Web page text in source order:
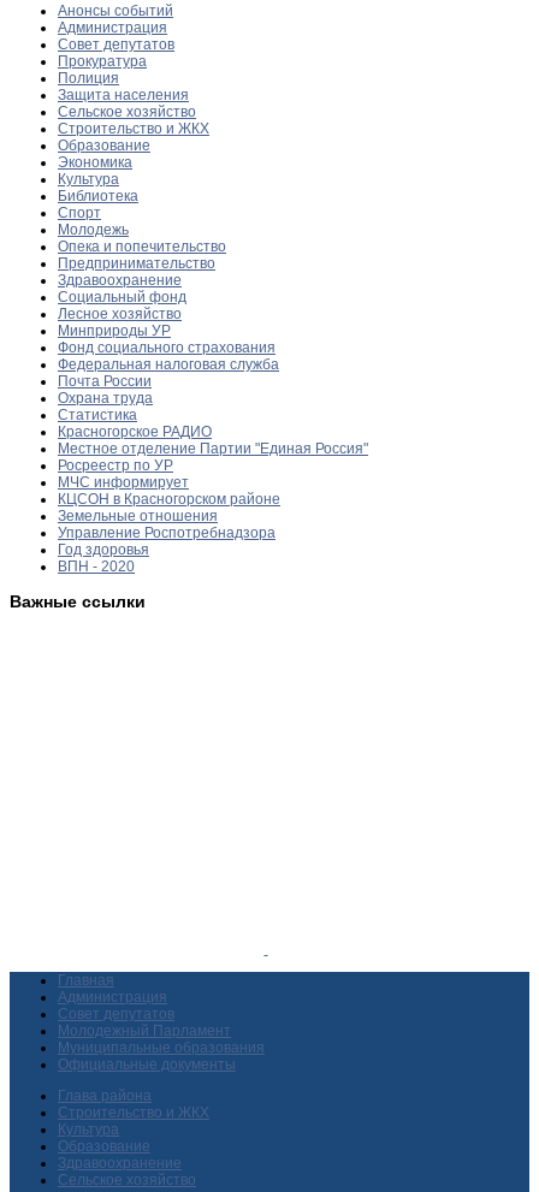
Анонсы событий
Администрация
Совет депутатов
Прокуратура
Полиция
Защита населения
Сельское хозяйство
Строительство и ЖКХ
Образование
Экономика
Культура
Библиотека
Спорт
Молодежь
Опека и попечительство
Предпринимательство
Здравоохранение
Социальный фонд
Лесное хозяйство
Минприроды УР
Фонд социального страхования
Федеральная налоговая служба
Почта России
Охрана труда
Статистика
Красногорское РАДИО
Местное отделение Партии "Единая Россия"
Росреестр по УР
МЧС информирует
КЦСОН в Красногорском районе
Земельные отношения
Управление Роспотребнадзора
Год здоровья
ВПН - 2020
Важные ссылки
Главная
Администрация
Совет депутатов
Молодежный Парламент
Муниципальные образования
Официальные документы
Глава района
Строительство и ЖКХ
Культура
Образование
Здравоохранение
Сельское хозяйство